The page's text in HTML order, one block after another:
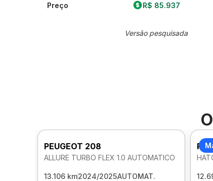
Preço R$ 85.937
Versão pesquisada
PEUGEOT 208
ALLURE TURBO FLEX 1.0 AUTOMATICO
13.106 km2024/2025AUTOMAT.